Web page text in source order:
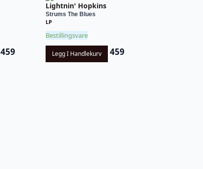
459
Lightnin' Hopkins
Strums The Blues
LP
Bestillingsvare
Legg I Handlekurv 459